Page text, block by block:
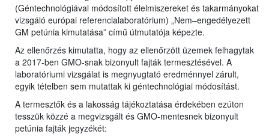
(Géntechnológiával módosított élelmiszereket és takarmányokat
vizsgáló európai referencialaboratórium) „Nem–engedélyezett
GM petúnia kimutatása” című útmutatója képezte.
Az ellenőrzés kimutatta, hogy az ellenőrzött üzemek felhagytak
a 2017-ben GMO-snak bizonyult fajták termesztésével. A
laboratóriumi vizsgálat is megnyugtató eredménnyel zárult,
egyik tételben sem mutattak ki géntechnológiai módosítást.
A termesztők és a lakosság tájékoztatása érdekében ezúton
tesszük közzé a megvizsgált és GMO-mentesnek bizonyult
petúnia fajták jegyzékét: